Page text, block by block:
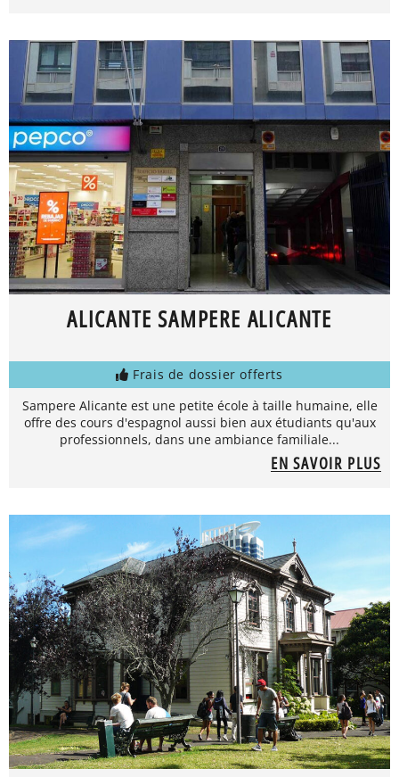
ALICANTE SAMPERE ALICANTE
Frais de dossier offerts
Sampere Alicante est une petite école à taille humaine, elle
offre des cours d'espagnol aussi bien aux étudiants qu'aux
professionnels, dans une ambiance familiale...
EN SAVOIR PLUS